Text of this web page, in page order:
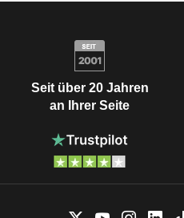
Seit über 20 Jahren
an Ihrer Seite